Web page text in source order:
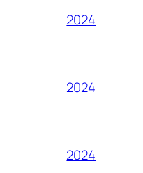
2024
2024
2024